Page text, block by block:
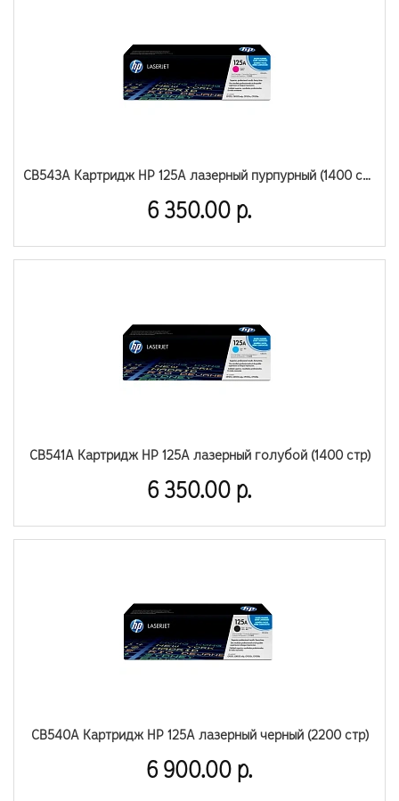
CB543A Картридж HP 125A лазерный пурпурный (1400 стр)
6 350.00 р.
CB541A Картридж HP 125A лазерный голубой (1400 стр)
6 350.00 р.
CB540A Картридж HP 125A лазерный черный (2200 стр)
6 900.00 р.